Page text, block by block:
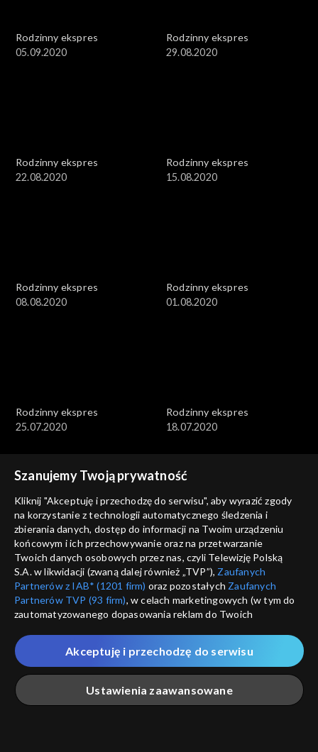
Rodzinny ekspres
05.09.2020
Rodzinny ekspres
29.08.2020
Rodzinny ekspres
22.08.2020
Rodzinny ekspres
15.08.2020
Rodzinny ekspres
08.08.2020
Rodzinny ekspres
01.08.2020
Rodzinny ekspres
25.07.2020
Rodzinny ekspres
18.07.2020
Rodzinny ekspres
11.07.2020
Rodzinny ekspres
04.07.2020
Rodzinny ekspres
27.06.2020
Rodzinny ekspres
20.06.2020
Szanujemy Twoją prywatność
Kliknij "Akceptuję i przechodzę do serwisu", aby wyrazić zgody
na korzystanie z technologii automatycznego śledzenia i
zbierania danych, dostęp do informacji na Twoim urządzeniu
końcowym i ich przechowywanie oraz na przetwarzanie
Twoich danych osobowych przez nas, czyli Telewizję Polską
S.A. w likwidacji (zwaną dalej również „TVP”), Zaufanych
Partnerów z IAB* (1201 firm) oraz pozostałych Zaufanych
Partnerów TVP (93 firm), w celach marketingowych (w tym do
zautomatyzowanego dopasowania reklam do Twoich
które wskazujemy poniżej, a także zgody na udostępnianie
przez nas identyfikatora PPID do Google.
Twoje dane osobowe zbierane podczas odwiedzania przez
Ciebie naszych
poszczególnych serwisówzwanych dalej
„Portalem”, w tym informacje zapisywane za pomocą
Ustawienia zaawansowane
Akceptuję i przechodzę do serwisu